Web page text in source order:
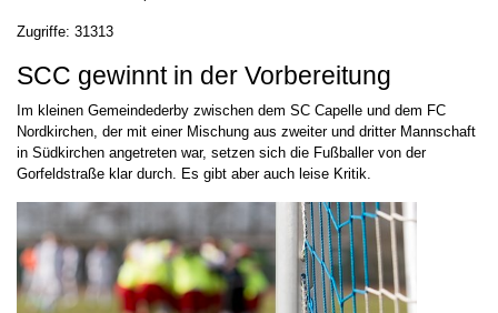
Zugriffe: 31313
SCC gewinnt in der Vorbereitung
Im kleinen Gemeindederby zwischen dem SC Capelle und dem FC
Nordkirchen, der mit einer Mischung aus zweiter und dritter Mannschaft
in Südkirchen angetreten war, setzen sich die Fußballer von der
Gorfeldstraße klar durch. Es gibt aber auch leise Kritik.